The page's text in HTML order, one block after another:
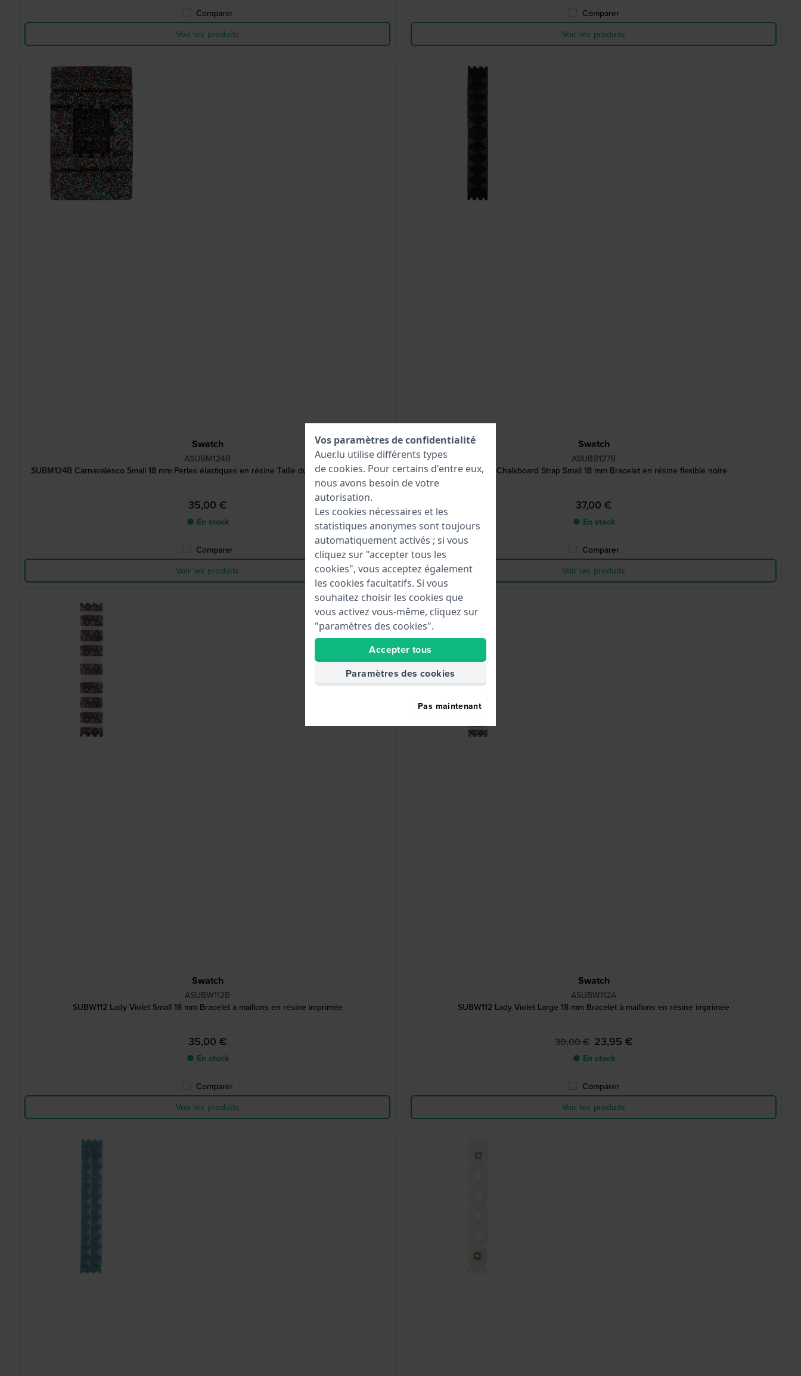
Comparer
Voir les produits
Comparer
Voir les produits
Swatch
ASUBM124B
SUBM124B Carnavalesco Small 18 mm Perles élastiques en résine Taille du bracelet 150-180mm
35,00 €
● En stock
Comparer
Voir les produits
Swatch
ASUBB127B
SUBB127 Chalkboard Strap Small 18 mm Bracelet en résine flexible noire
37,00 €
● En stock
Comparer
Voir les produits
Swatch
ASUBW112B
SUBW112 Lady Violet Small 18 mm Bracelet à maillons en résine imprimée
35,00 €
● En stock
Comparer
Voir les produits
Swatch
ASUBW112A
SUBW112 Lady Violet Large 18 mm Bracelet à maillons en résine imprimée
30,00 € 23,95 €
● En stock
Comparer
Voir les produits
Vos paramètres de confidentialité
Auer.lu utilise différents types
de cookies. Pour certains d'entre eux,
nous avons besoin de votre
autorisation.
Les cookies nécessaires et les
statistiques anonymes sont toujours
automatiquement activés ; si vous
cliquez sur "accepter tous les
cookies", vous acceptez également
les cookies facultatifs. Si vous
souhaitez choisir les cookies que
vous activez vous-même, cliquez sur
"paramètres des cookies".
Accepter tous
Paramètres des cookies
Pas maintenant